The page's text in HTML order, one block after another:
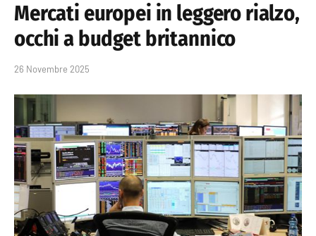
Mercati europei in leggero rialzo,
occhi a budget britannico
26 Novembre 2025